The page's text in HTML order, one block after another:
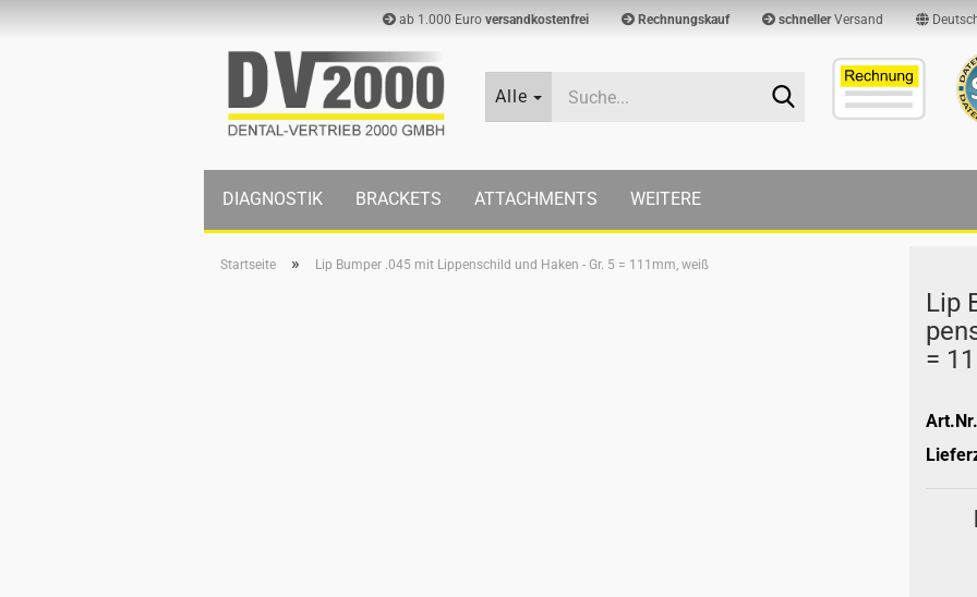
ab 1.000 Euro versandkostenfrei Rechnungskauf schnellerVersand
Alle
Suche...
DIAGNOSTIK BRACKETS ATTACHMENTS WEITERE
Startseite » Lip Bumper .045 mit Lippenschild und Haken - Gr. 5 = 111mm, weiß
Lip
=